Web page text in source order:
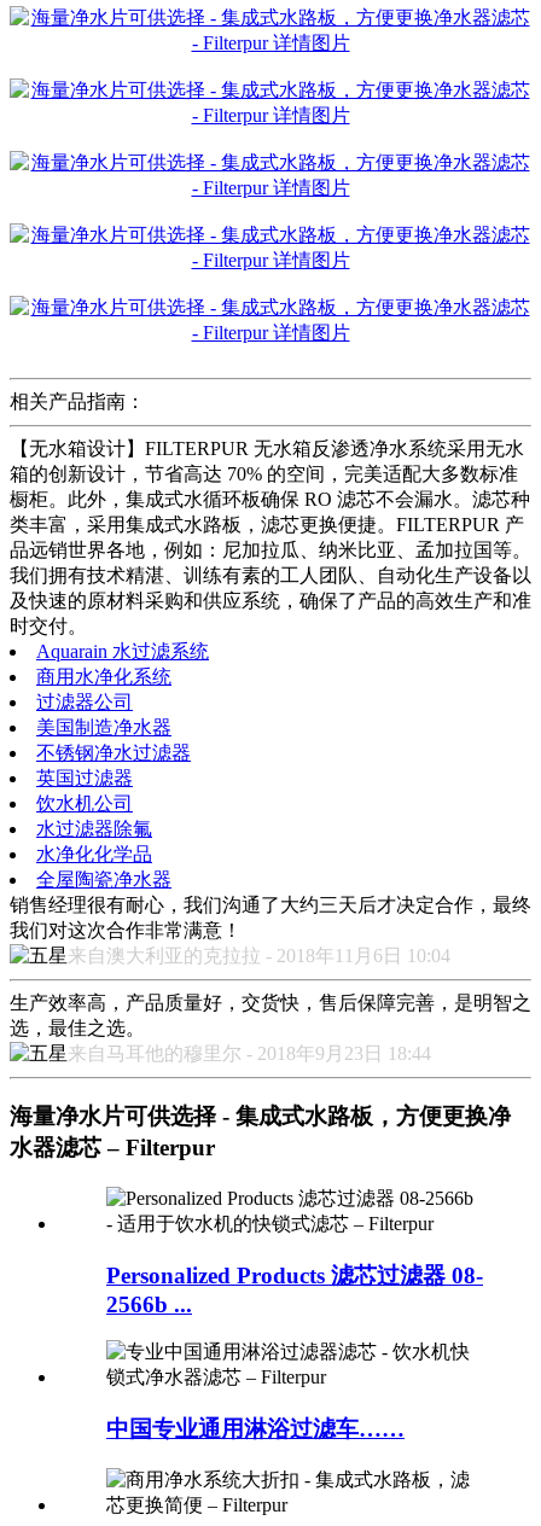
相关产品指南：
【无水箱设计】FILTERPUR 无水箱反渗透净水系统采用无水
箱的创新设计，节省高达 70% 的空间，完美适配大多数标准
橱柜。此外，集成式水循环板确保 RO 滤芯不会漏水。滤芯种
类丰富，采用集成式水路板，滤芯更换便捷。FILTERPUR 产
品远销世界各地，例如：尼加拉瓜、纳米比亚、孟加拉国等。
我们拥有技术精湛、训练有素的工人团队、自动化生产设备以
及快速的原材料采购和供应系统，确保了产品的高效生产和准
时交付。
Aquarain 水过滤系统
商用水净化系统
过滤器公司
美国制造净水器
不锈钢净水过滤器
英国过滤器
饮水机公司
水过滤器除氟
水净化化学品
全屋陶瓷净水器
销售经理很有耐心，我们沟通了大约三天后才决定合作，最终
我们对这次合作非常满意！
来自澳大利亚的克拉拉 - 2018年11月6日 10:04
生产效率高，产品质量好，交货快，售后保障完善，是明智之
选，最佳之选。
来自马耳他的穆里尔 - 2018年9月23日 18:44
海量净水片可供选择 - 集成式水路板，方便更换净
水器滤芯 – Filterpur
Personalized Products 滤芯过滤器 08-
2566b ...
中国专业通用淋浴过滤车……